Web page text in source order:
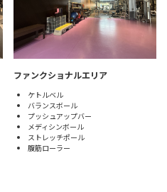
ファンクショナルエリア
ケトルベル
バランスボール
プッシュアップバー
メディシンボール
ストレッチポール
腹筋ローラー